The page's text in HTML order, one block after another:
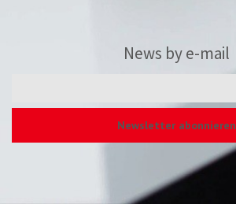
News by e-mail
Newsletter abonnieren